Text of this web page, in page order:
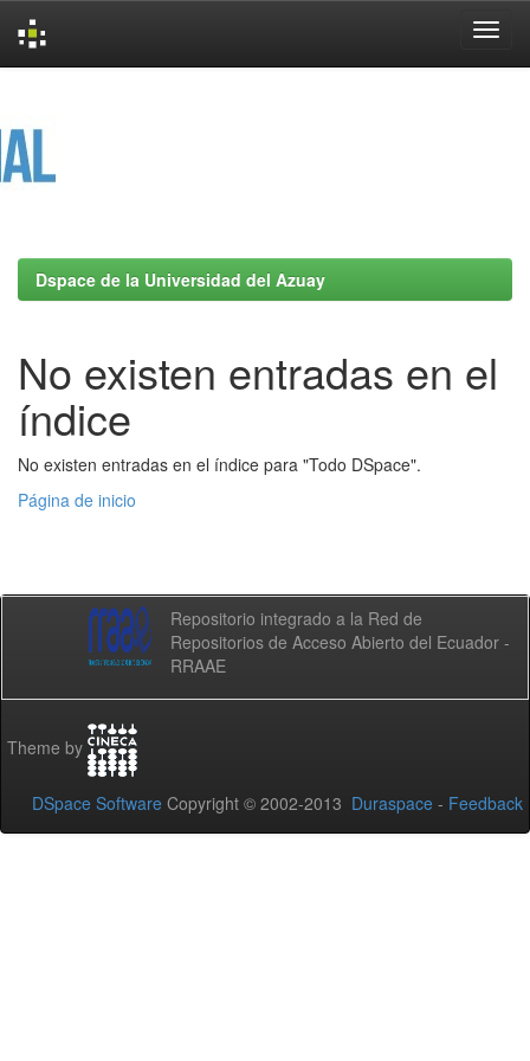
Dspace de la Universidad del Azuay
No existen entradas en el
índice
No existen entradas en el índice para "Todo DSpace".
Página de inicio
Repositorio integrado a la Red de
Repositorios de Acceso Abierto del Ecuador -
RRAAE
Theme by
DSpace Software Copyright © 2002-2013 Duraspace - Feedback